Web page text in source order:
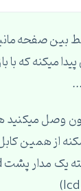
بین صفحه
میکنه که با
وصل میکنید